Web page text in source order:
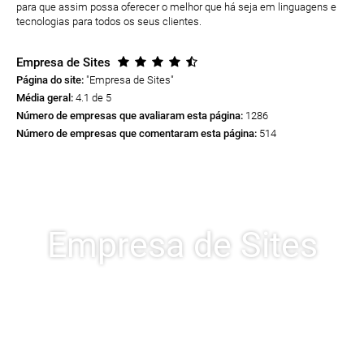
para que assim possa oferecer o melhor que há seja em linguagens e
tecnologias para todos os seus clientes.
Empresa de Sites
Página do site: "Empresa de Sites"
Média geral: 4.1 de 5
Número de empresas que avaliaram esta página: 1286
Número de empresas que comentaram esta página: 514
Empresa de Sites